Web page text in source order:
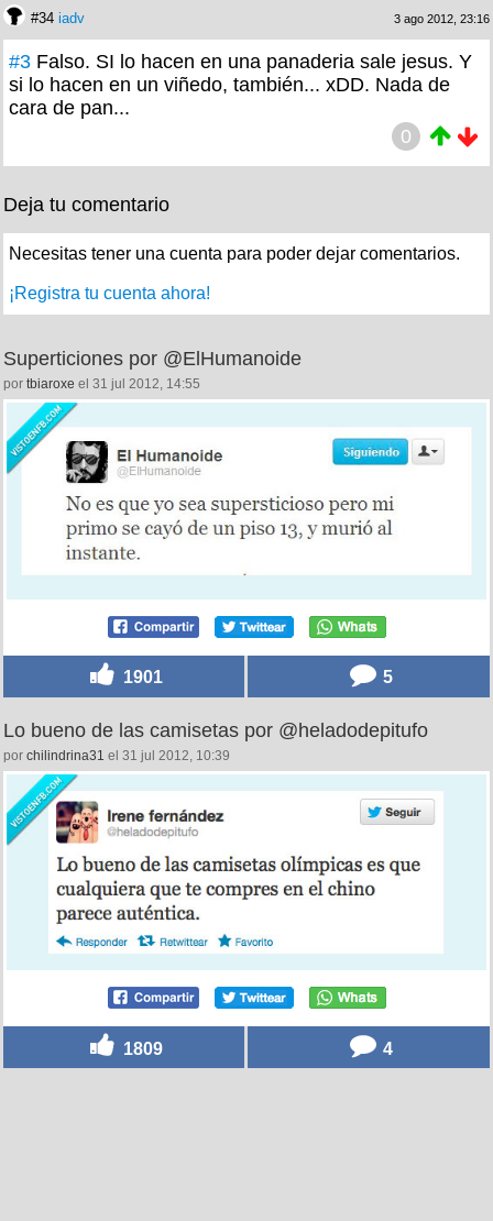
#34 iadv 3 ago 2012, 23:16
#3 Falso. SI lo hacen en una panaderia sale jesus. Y
si lo hacen en un viñedo, también... xDD. Nada de
cara de pan...
0
Deja tu comentario
Necesitas tener una cuenta para poder dejar comentarios.
¡Registra tu cuenta ahora!
Superticiones por @ElHumanoide
por tbiaroxe el 31 jul 2012, 14:55
1901 5
Lo bueno de las camisetas por @heladodepitufo
por chilindrina31 el 31 jul 2012, 10:39
1809 4